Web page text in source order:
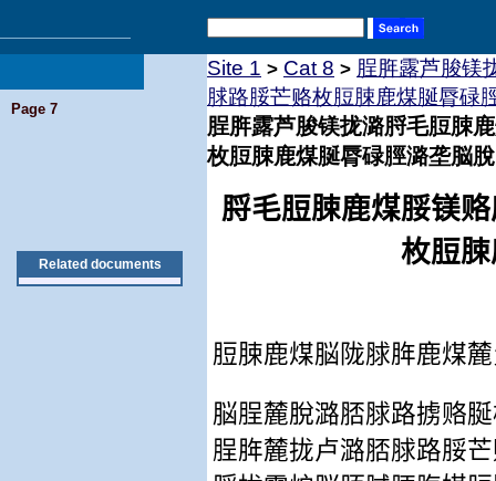
Page 7
Related documents
Site 1 > Cat 8 > 脭脌露芦脧镁
脙路脮芒赂枚脰脨鹿煤脠脣碌
脭脌露芦脧镁拢潞脟毛脰脨
枚脰脨鹿煤脠脣碌脛潞垄脳脫
脟毛脰脨鹿煤脮镁
枚脰
脰脨鹿煤脳陇脙脌鹿煤
脳脭麓脫潞脴脙路掳赂
脭脌麓拢卢潞脴脙路脮